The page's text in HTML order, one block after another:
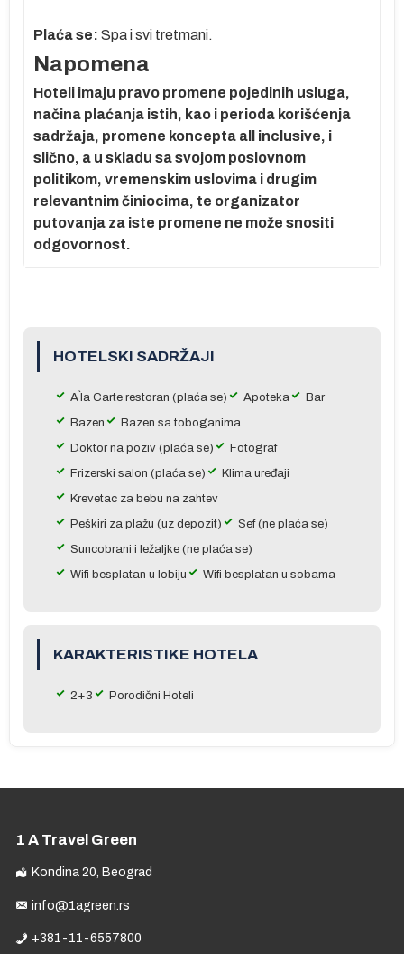
Plaća se: Spa i svi tretmani.
Napomena
Hoteli imaju pravo promene pojedinih usluga,
načina plaćanja istih, kao i perioda korišćenja
sadržaja, promene koncepta all inclusive, i
slično, a u skladu sa svojom poslovnom
politikom, vremenskim uslovima i drugim
relevantnim činiocima, te organizator
putovanja za iste promene ne može snositi
odgovornost.
HOTELSKI SADRŽAJI
A`la Carte restoran (plaća se) Apoteka
Bar
Bazen
Bazen sa toboganima
Doktor na poziv (plaća se)
Fotograf
Frizerski salon (plaća se)
Klima uređaji
Krevetac za bebu na zahtev
Peškiri za plažu (uz depozit)
Sef (ne plaća se)
Suncobrani i ležaljke (ne plaća se)
Wifi besplatan u lobiju
Wifi besplatan u sobama
KARAKTERISTIKE HOTELA
2+3 Porodični Hoteli
1 A Travel Green
Kondina 20, Beograd
info@1agreen.rs
+381-11-6557800